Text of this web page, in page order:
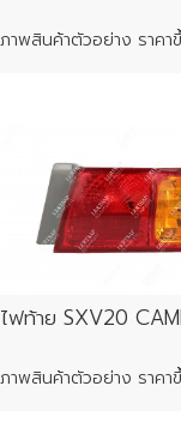
ไฟท้าย SXV20